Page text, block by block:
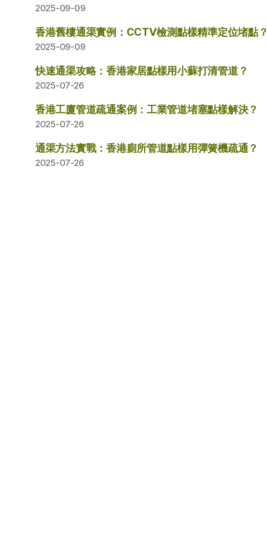
2025-09-09
香港舊樓通渠實例：CCTV檢測點樣精準定位堵點？
2025-09-09
快速通渠攻略：香港家居點樣用小蘇打清管道？
2025-07-26
香港工廈管道疏通案例：工業管道堵塞點樣解決？
2025-07-26
通渠方法實戰：香港廁所管道點樣用彈簧機疏通？
2025-07-26